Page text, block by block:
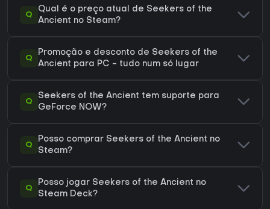
Q
Qual é o preço atual de Seekers of the
Ancient no Steam?
Q
Promoção e desconto de Seekers of the
Ancient para PC - tudo num só lugar
Q
Seekers of the Ancient tem suporte para
GeForce NOW?
Q
Posso comprar Seekers of the Ancient no
Steam?
Q
Posso jogar Seekers of the Ancient no
Steam Deck?